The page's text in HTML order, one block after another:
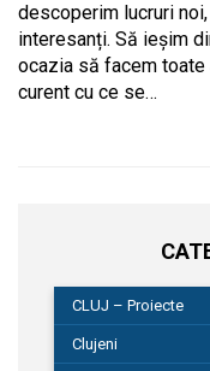
descoperim lucruri
interesanți. Să ieșim
ocazia să facem
curent cu ce se…
CLUJ – Proiecte
Clujeni